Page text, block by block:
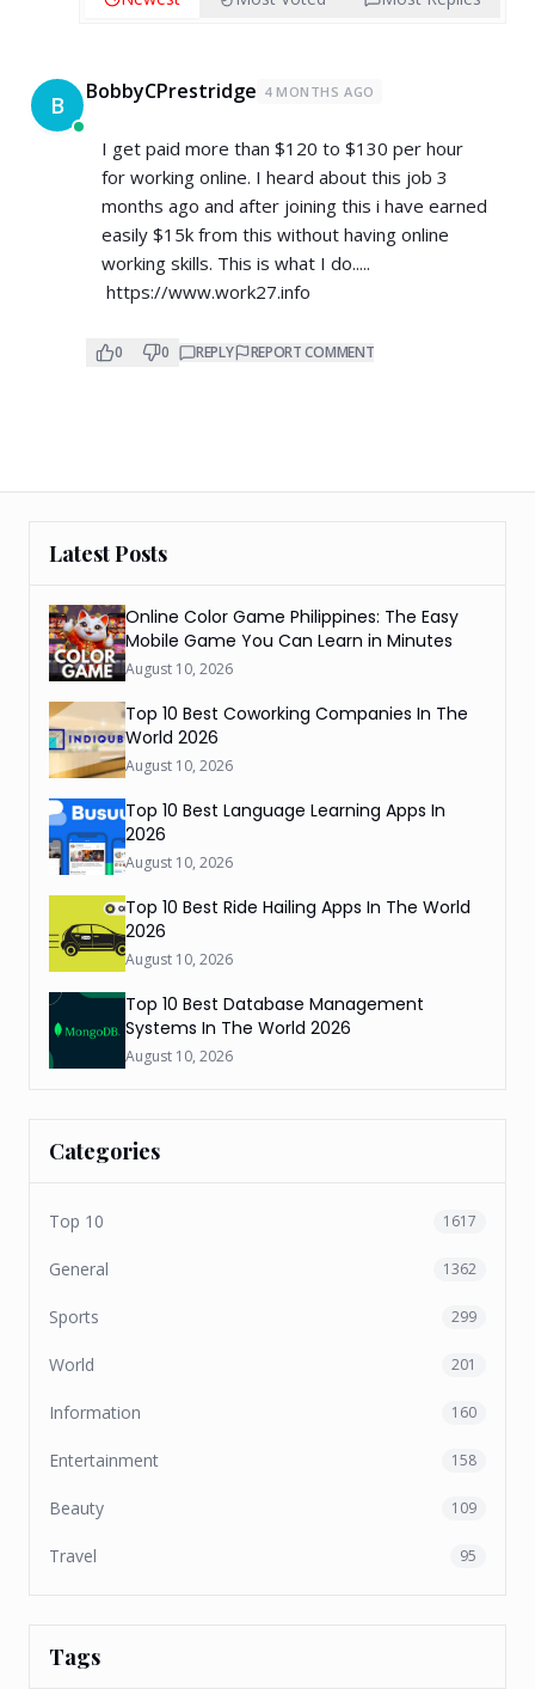
B BobbyCPrestridge 4 MONTHS AGO
I get paid more than $120 to $130 per hour
for working online. I heard about this job 3
months ago and after joining this i have earned
easily $15k from this without having online
working skills. This is what I do.....
https://www.work27.info
0 0 REPLY REPORT COMMENT
Latest Posts
Online Color Game Philippines: The Easy
Mobile Game You Can Learn in Minutes
August 10, 2026
Top 10 Best Coworking Companies In The
World 2026
August 10, 2026
Top 10 Best Language Learning Apps In
2026
August 10, 2026
Top 10 Best Ride Hailing Apps In The World
2026
August 10, 2026
Top 10 Best Database Management
Systems In The World 2026
August 10, 2026
Categories
Top 10 1617
General 1362
Sports 299
World 201
Information 160
Entertainment 158
Beauty 109
Travel 95
Tags